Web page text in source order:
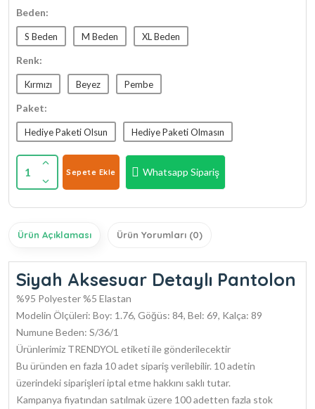
Beden:
S Beden M Beden XL Beden
Renk:
Kırmızı Beyez Pembe
Paket:
Hediye Paketi Olsun Hediye Paketi Olmasın
1 Sepete Ekle Whatsapp Sipariş
Ürün Açıklaması Ürün Yorumları (0)
Siyah Aksesuar Detaylı Pantolon
%95 Polyester %5 Elastan
Modelin Ölçüleri: Boy: 1.76, Göğüs: 84, Bel: 69, Kalça: 89
Numune Beden: S/36/1
Ürünlerimiz TRENDYOL etiketi ile gönderilecektir
Bu üründen en fazla 10 adet sipariş verilebilir. 10 adetin
üzerindeki siparişleri iptal etme hakkını saklı tutar.
Kampanya fiyatından satılmak üzere 100 adetten fazla stok